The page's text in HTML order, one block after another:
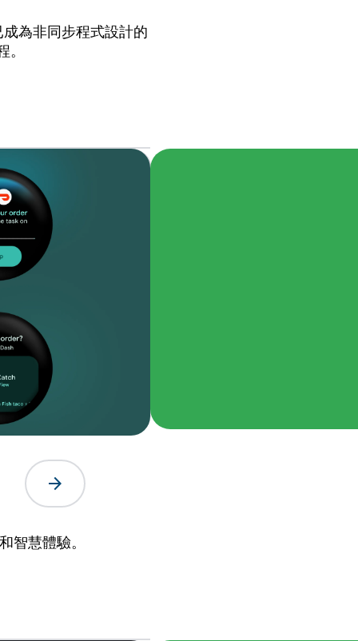
為非同步程式設計的
arrow_forward
智慧體驗。